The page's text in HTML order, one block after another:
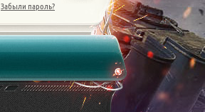
Забыли пароль?